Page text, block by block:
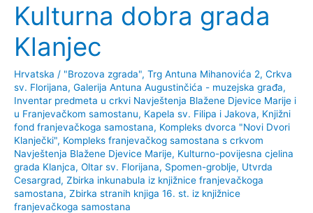
Kulturna dobra grada
Klanjec
Hrvatska / "Brozova zgrada", Trg Antuna Mihanovića 2, Crkva
sv. Florijana, Galerija Antuna Augustinčića - muzejska građa,
Inventar predmeta u crkvi Navještenja Blažene Djevice Marije i
u Franjevačkom samostanu, Kapela sv. Filipa i Jakova, Knjižni
fond franjevačkoga samostana, Kompleks dvorca "Novi Dvori
Klanječki", Kompleks franjevačkog samostana s crkvom
Navještenja Blažene Djevice Marije, Kulturno-povijesna cjelina
grada Klanjca, Oltar sv. Florijana, Spomen-groblje, Utvrda
Cesargrad, Zbirka inkunabula iz knjižnice franjevačkoga
samostana, Zbirka stranih knjiga 16. st. iz knjižnice
franjevačkoga samostana